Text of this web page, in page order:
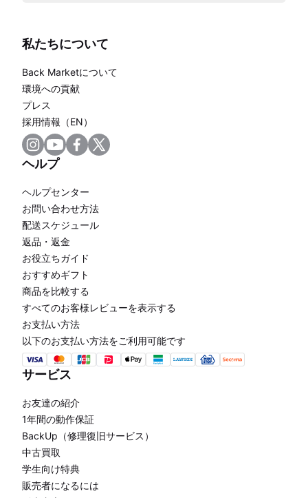
私たちについて
Back Marketについて
環境への貢献
プレス
採用情報（EN）
ヘルプ
ヘルプセンター
お問い合わせ方法
配送スケジュール
返品・返金
お役立ちガイド
おすすめギフト
商品を比較する
すべてのお客様レビューを表示する
お支払い方法
以下のお支払い方法をご利用可能です
サービス
お友達の紹介
1年間の動作保証
BackUp（修理復旧サービス）
中古買取
学生向け特典
販売者になるには